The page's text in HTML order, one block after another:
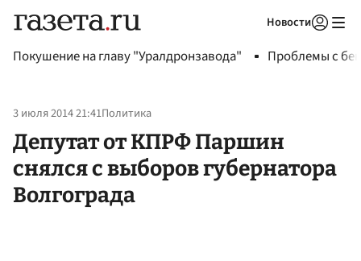
Новости
Покушение на главу "Уралдронзавода" Проблемы с
3 июля 2014 21:41Политика
Депутат от КПРФ Паршин
снялся с выборов губернатора
Волгограда